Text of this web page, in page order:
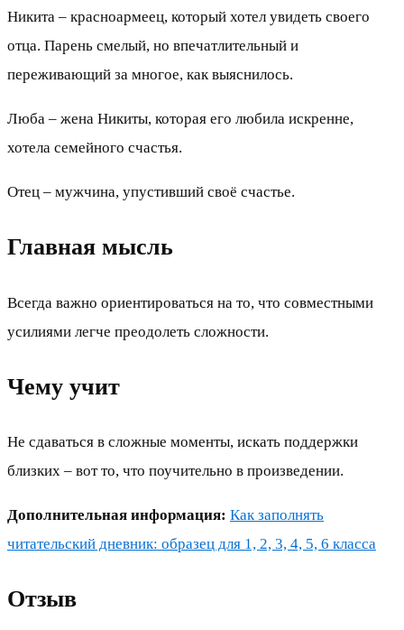
Никита – красноармеец, который хотел увидеть своего
отца. Парень смелый, но впечатлительный и
переживающий за многое, как выяснилось.
Люба – жена Никиты, которая его любила искренне,
хотела семейного счастья.
Отец – мужчина, упустивший своё счастье.
Главная мысль
Всегда важно ориентироваться на то, что совместными
усилиями легче преодолеть сложности.
Чему учит
Не сдаваться в сложные моменты, искать поддержки
близких – вот то, что поучительно в произведении.
Дополнительная информация: Как заполнять
читательский дневник: образец для 1, 2, 3, 4, 5, 6 класса
Отзыв